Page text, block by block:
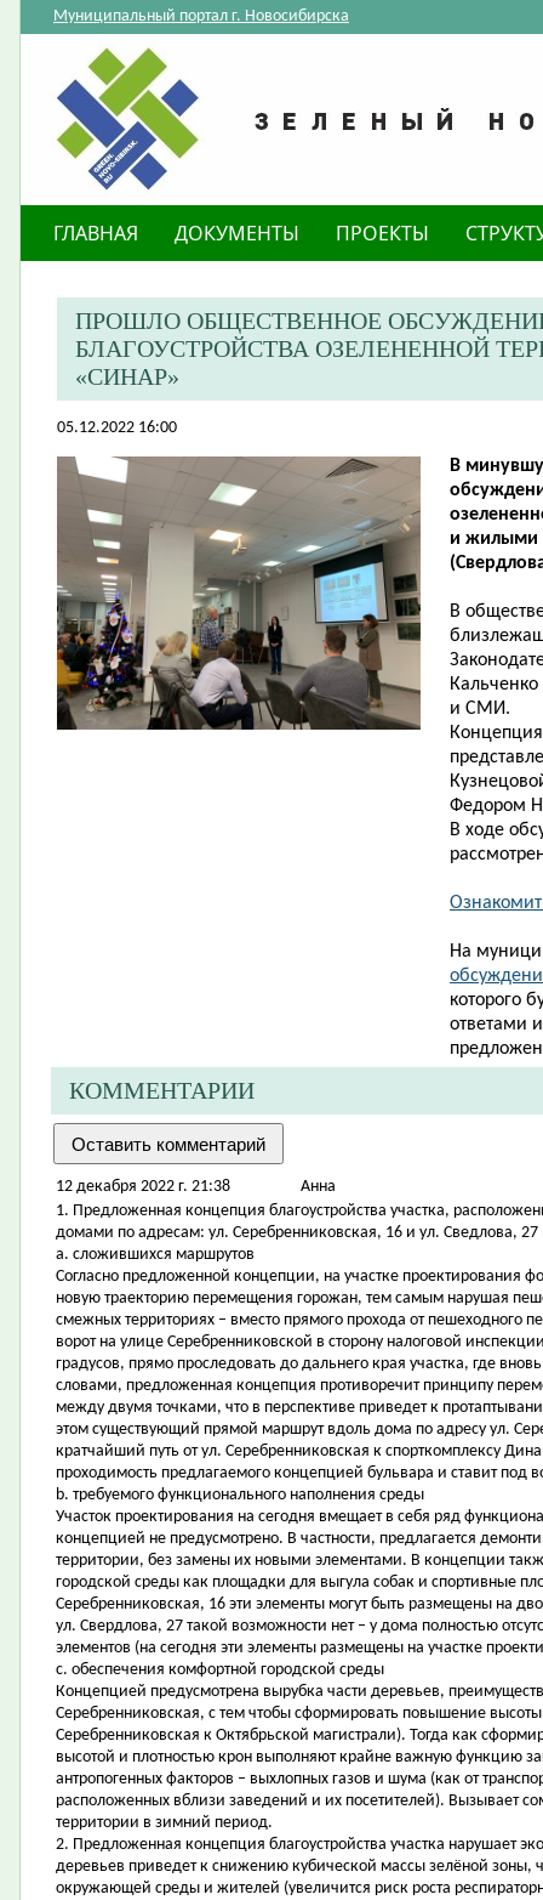
Муниципальный портал г. Новосибирска
ГЛАВНАЯ ДОКУМЕНТЫ ПРОЕКТЫ
ПРОШЛО ОБЩЕСТВЕННОЕ
БЛАГОУСТРОЙСТВА ОЗЕЛЕНЕННОЙ
«СИНАР»
05.12.2022 16:00
В
и жилыми
В
и СМИ.
Федором
В ходе
На
которого
ответами
КОММЕНТАРИИ
12 декабря 2022 г. 21:38
Aнна
1. Предложенная концепция благоустройства участка,
домами по адресам: ул. Серебренниковская, 16 и ул. Сведлова, 27
a. сложившихся маршрутов
Согласно предложенной концепции, на участке проектирования
новую траекторию перемещения горожан, тем самым нарушая
смежных территориях – вместо прямого прохода от пешеходного
ворот на улице Серебренниковской в сторону налоговой
градусов, прямо проследовать до дальнего края участка, где
словами, предложенная концепция противоречит принципу
между двумя точками, что в перспективе приведет к
этом существующий прямой маршрут вдоль дома по адресу ул.
кратчайший путь от ул. Серебренниковская к спорткомплексу
проходимость предлагаемого концепцией бульвара и ставит под
b. требуемого функционального наполнения среды
Участок проектирования на сегодня вмещает в себя ряд
концепцией не предусмотрено. В частности, предлагается
территории, без замены их новыми элементами. В концепции
городской среды как площадки для выгула собак и спортивные
Серебренниковская, 16 эти элементы могут быть размещены на
ул. Свердлова, 27 такой возможности нет – у дома полностью
элементов (на сегодня эти элементы размещены на участке
c. обеспечения комфортной городской среды
Концепцией предусмотрена вырубка части деревьев,
Серебренниковская, с тем чтобы сформировать повышение
Серебренниковская к Октябрьской магистрали). Тогда как
высотой и плотностью крон выполняют крайне важную функцию
антропогенных факторов – выхлопных газов и шума (как от
расположенных вблизи заведений и их посетителей). Вызывает
территории в зимний период.
2. Предложенная концепция благоустройства участка нарушает
деревьев приведет к снижению кубической массы зелёной зоны,
окружающей среды и жителей (увеличится риск роста